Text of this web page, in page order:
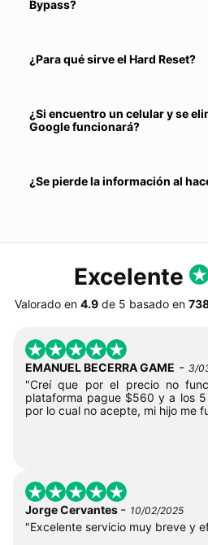
Bypass?
¿Para qué sirve el Hard Reset?
¿Si encuentro un celular y se
Google funcionará?
¿Se pierde la información al
Excelente
Valorado en 4.9de 5 basado en
EMANUEL BECERRA GAME - 3/
"Creí que por el precio no
plataforma pague $560 y a los
por lo cual no acepte, mi hijo me
Jorge Cervantes - 10/02/2025
"Excelente servicio muy breve y